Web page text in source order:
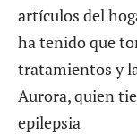
artículos del
ha tenido que
tratamientos y
Aurora, quien
epilepsia